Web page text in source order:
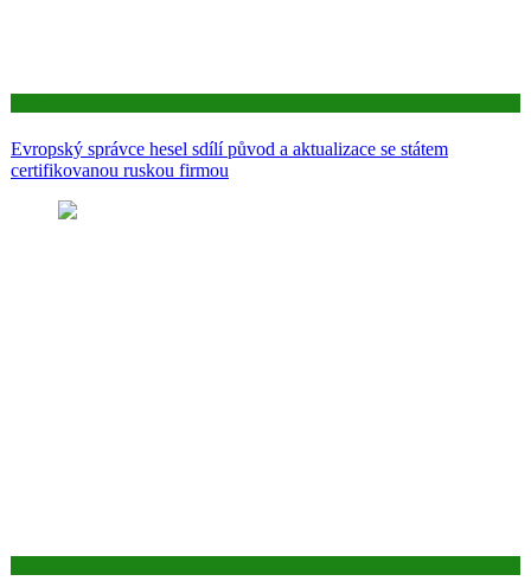
Evropský správce hesel sdílí původ a aktualizace se státem
certifikovanou ruskou firmou